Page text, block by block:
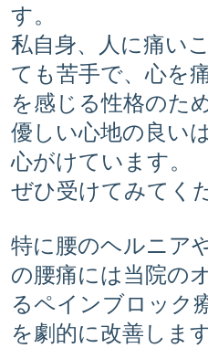
す。
私自身、人に痛い
ても苦手で、心を
を感じる性格のため
優しい心地の良い
心がけています。
ぜひ受けてみてく
特に腰のヘルニア
の腰痛には当院の
るペインブロック
を劇的に改善します